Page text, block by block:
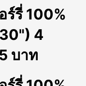
ร์รี่ 100%
4
บาท